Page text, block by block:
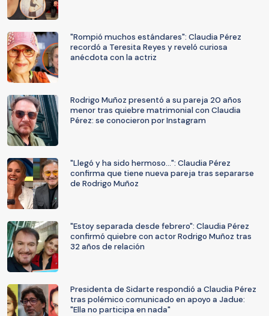
"Rompió muchos estándares": Claudia Pérez
recordó a Teresita Reyes y reveló curiosa
anécdota con la actriz
Rodrigo Muñoz presentó a su pareja 20 años
menor tras quiebre matrimonial con Claudia
Pérez: se conocieron por Instagram
"Llegó y ha sido hermoso...": Claudia Pérez
confirma que tiene nueva pareja tras separarse
de Rodrigo Muñoz
"Estoy separada desde febrero": Claudia Pérez
confirmó quiebre con actor Rodrigo Muñoz tras
32 años de relación
Presidenta de Sidarte respondió a Claudia Pérez
tras polémico comunicado en apoyo a Jadue:
"Ella no participa en nada"